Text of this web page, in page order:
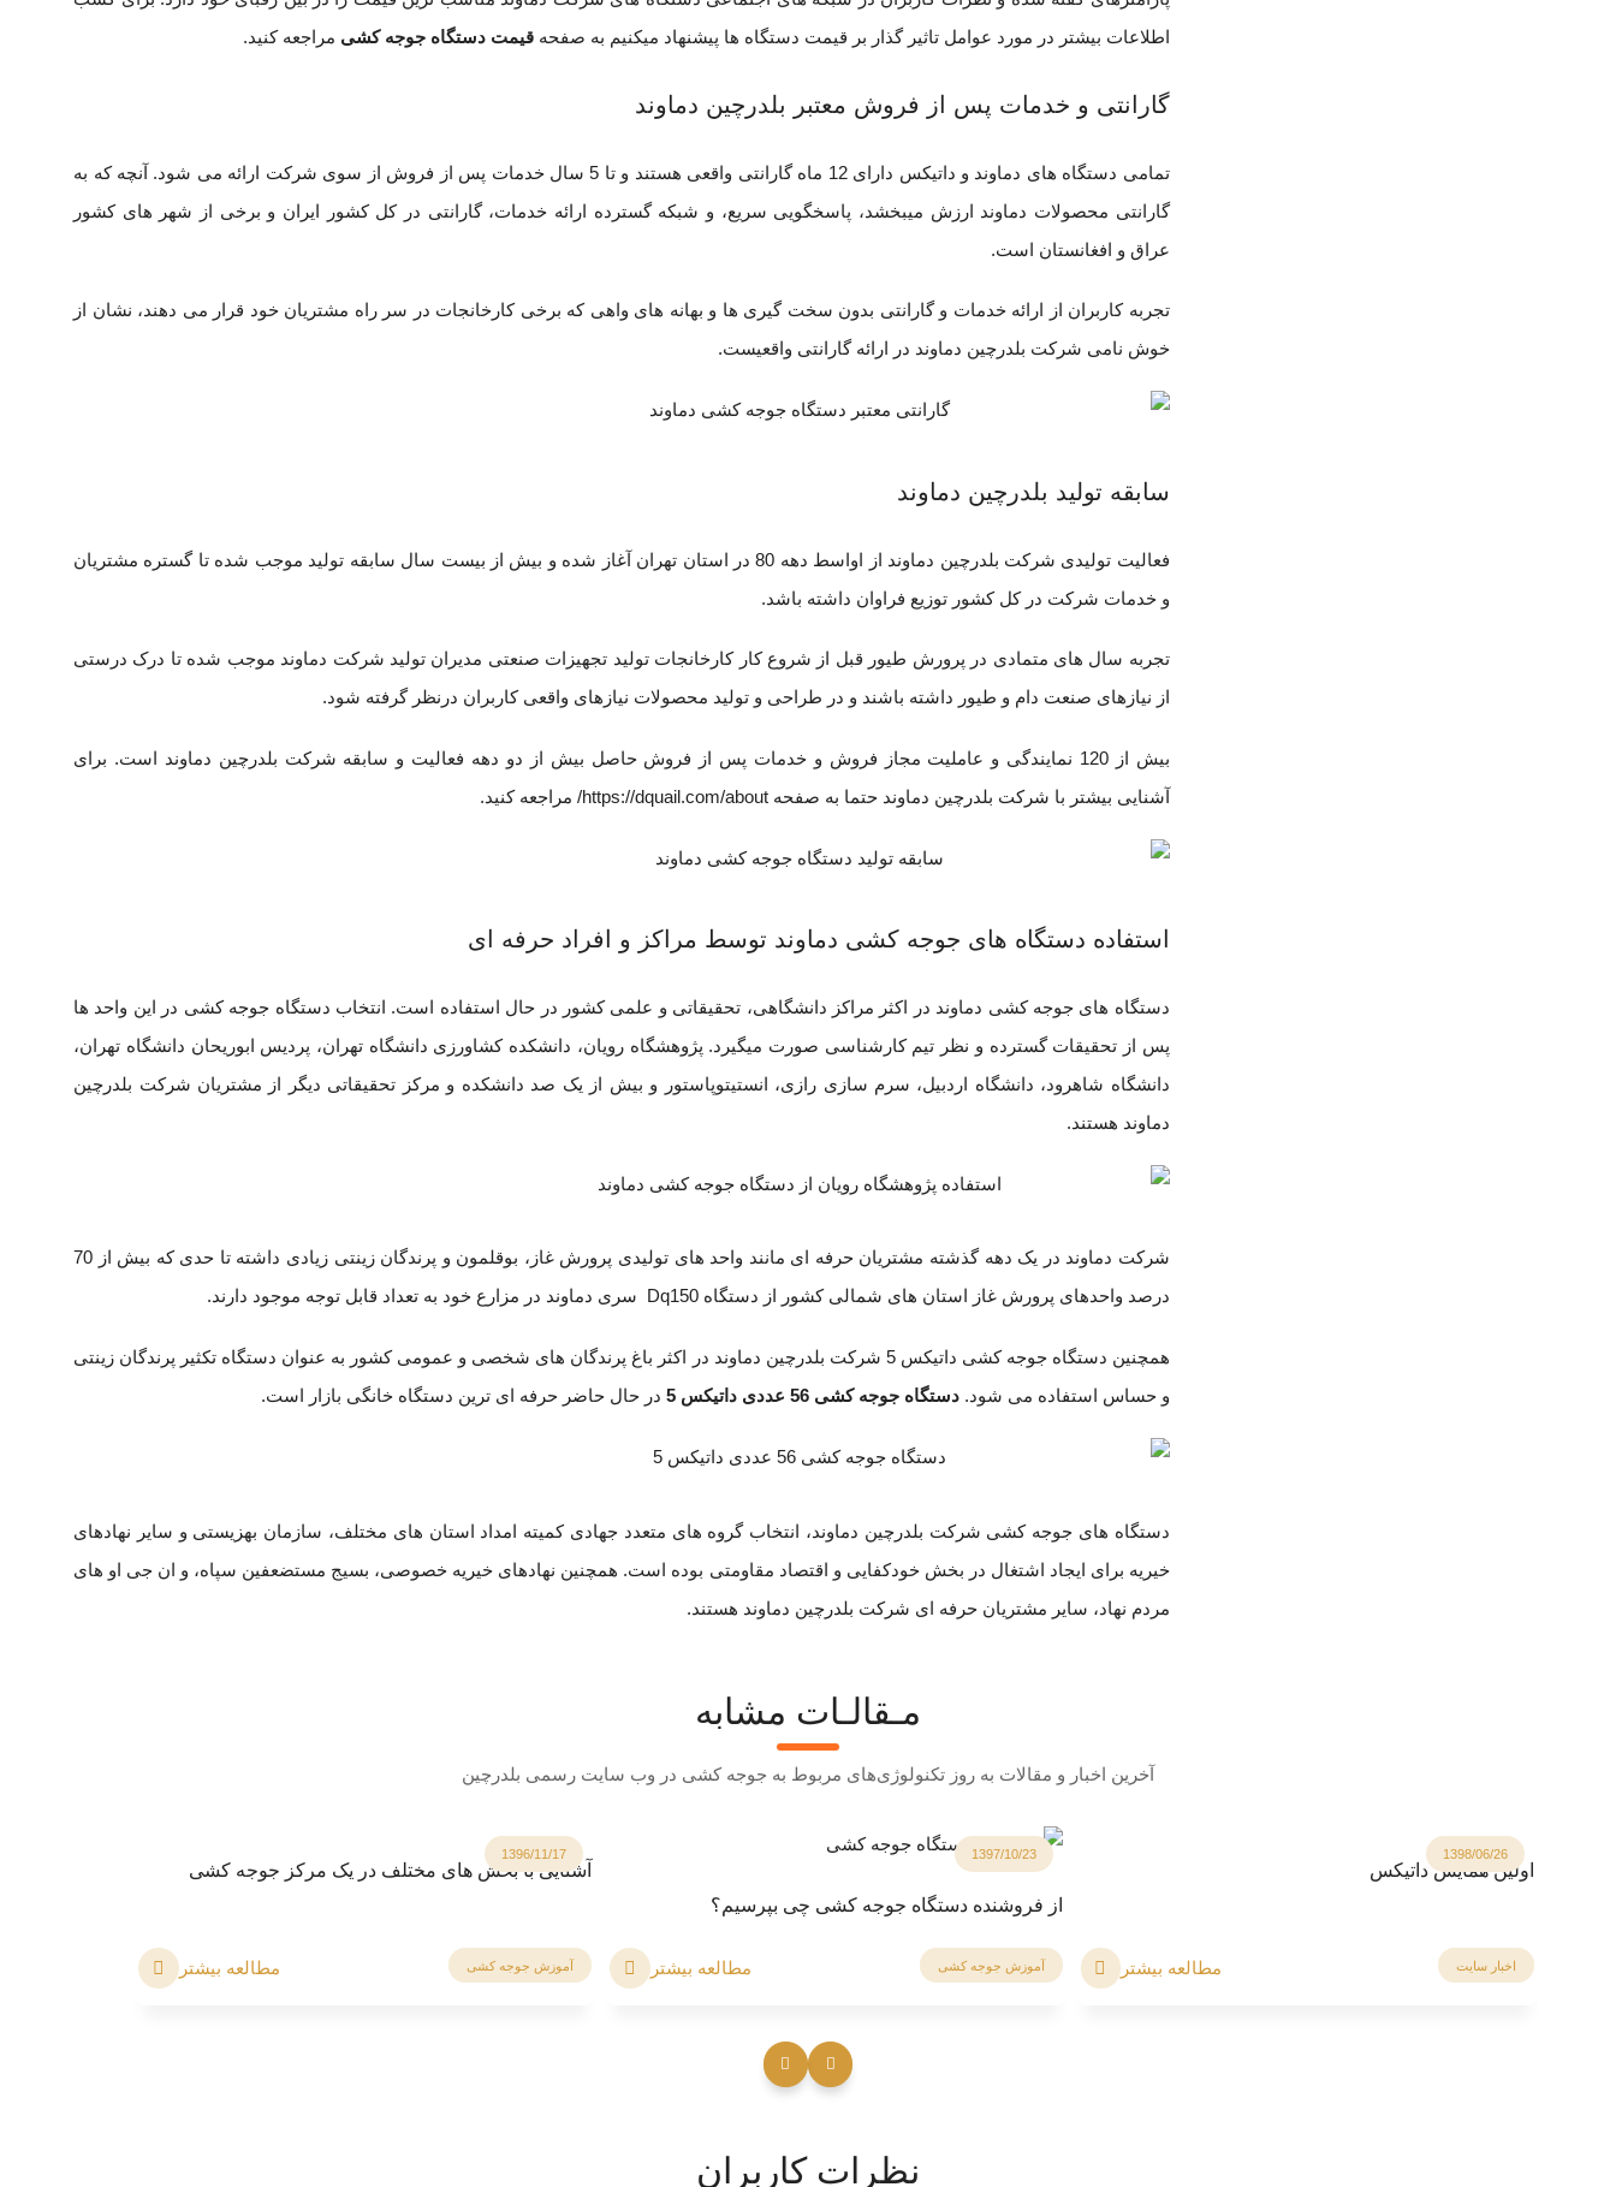
اطلاعات بیشتر در مورد عوامل تاثیر گذار بر قیمت دستگاه ها پیشنهاد میکنیم به صفحهقیمت دستگاه جوجه کشی مراجعه کنید.
گارانتی و خدمات پس از فروش معتبر بلدرچین دماوند
تمامی دستگاه های دماوند و داتیکس دارای 12 ماه گارانتی واقعی هستند و تا 5 سال خدمات پس از فروش از سوی شرکت ارائه می شود. آنچه که به
گارانتی محصولات دماوند ارزش میبخشد، پاسخگویی سریع، و شبکه گسترده ارائه خدمات، گارانتی در کل کشور ایران و برخی از شهر های کشور
عراق و افغانستان است.
تجربه کاربران از ارائه خدمات و گارانتی بدون سخت گیری ها و بهانه های واهی که برخی کارخانجات در سر راه مشتریان خود قرار می دهند، نشان از
خوش نامی شرکت بلدرچین دماوند در ارائه گارانتی واقعیست.
سابقه تولید بلدرچین دماوند
فعالیت تولیدی شرکت بلدرچین دماوند از اواسط دهه 80 در استان تهران آغاز شده و بیش از بیست سال سابقه تولید موجب شده تا گستره مشتریان
و خدمات شرکت در کل کشور توزیع فراوان داشته باشد.
تجربه سال های متمادی در پرورش طیور قبل از شروع کار کارخانجات تولید تجهیزات صنعتی مدیران تولید شرکت دماوند موجب شده تا درک درستی
از نیازهای صنعت دام و طیور داشته باشند و در طراحی و تولید محصولات نیازهای واقعی کاربران درنظر گرفته شود.
بیش از 120 نمایندگی و عاملیت مجاز فروش و خدمات پس از فروش حاصل بیش از دو دهه فعالیت و سابقه شرکت بلدرچین دماوند است. برای
آشنایی بیشتر با شرکت بلدرچین دماوند حتما به صفحهhttps://dquail.com/about/ مراجعه کنید.
استفاده دستگاه های جوجه کشی دماوند توسط مراکز و افراد حرفه ای
دستگاه های جوجه کشی دماوند در اکثر مراکز دانشگاهی، تحقیقاتی و علمی کشور در حال استفاده است. انتخاب دستگاه جوجه کشی در این واحد ها
پس از تحقیقات گسترده و نظر تیم کارشناسی صورت میگیرد. پژوهشگاه رویان، دانشکده کشاورزی دانشگاه تهران، پردیس ابوریحان دانشگاه تهران،
دانشگاه شاهرود، دانشگاه اردبیل، سرم سازی رازی، انستیتوپاستور و بیش از یک صد دانشکده و مرکز تحقیقاتی دیگر از مشتریان شرکت بلدرچین
دماوند هستند.
شرکت دماوند در یک دهه گذشته مشتریان حرفه ای مانند واحد های تولیدی پرورش غاز، بوقلمون و پرندگان زینتی زیادی داشته تا حدی که بیش از 70
درصد واحدهای پرورش غاز استان های شمالی کشور از دستگاه Dq150 سری دماوند در مزارع خود به تعداد قابل توجه موجود دارند.
همچنین دستگاه جوجه کشی داتیکس 5 شرکت بلدرچین دماوند در اکثر باغ پرندگان های شخصی و عمومی کشور به عنوان دستگاه تکثیر پرندگان زینتی
و حساس استفاده می شود.دستگاه جوجه کشی 56 عددی داتیکس 5 در حال حاضر حرفه ای ترین دستگاه خانگی بازار است.
دستگاه های جوجه کشی شرکت بلدرچین دماوند، انتخاب گروه های متعدد جهادی کمیته امداد استان های مختلف، سازمان بهزیستی و سایر نهادهای
خیریه برای ایجاد اشتغال در بخش خودکفایی و اقتصاد مقاومتی بوده است. همچنین نهادهای خیریه خصوصی، بسیج مستضعفین سپاه، و ان جی او های
مردم نهاد، سایر مشتریان حرفه ای شرکت بلدرچین دماوند هستند.
مـقالـات‌ مشابه
آخرین اخبار و مقالات به روز تکنولوژی‌های مربوط به جوجه کشی در وب سایت رسمی بلدرچین
1398/06/26
اولین همایش داتیکس
اخبار سایت مطالعه بیشتر
1397/10/23
از فروشنده دستگاه جوجه کشی چی بپرسیم؟
آموزش جوجه کشی مطالعه بیشتر
1396/11/17
آشنایی با بخش های مختلف در یک مرکز جوجه کشی
آموزش جوجه کشی مطالعه بیشتر
نظرات کاربران